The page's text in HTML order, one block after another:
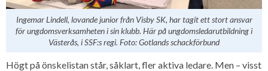
Ingemar Lindell, lovande junior från Visby SK, har tagit ett stort ansvar
för ungdomsverksamheten i sin klubb. Här på ungdomsledarutbildning i
Västerås, i SSF:s regi. Foto: Gotlands schackförbund
Högt på önskelistan står, såklart, fler aktiva ledare. Men – visst